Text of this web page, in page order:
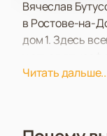
Вячеслав
в Ростове-на-
дом 1. Здесь
для
Ждем вас на
Читать